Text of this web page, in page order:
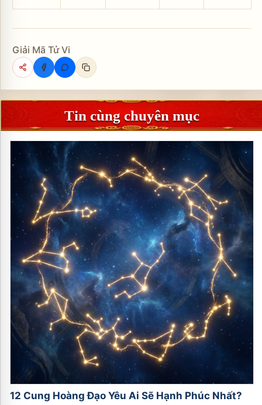
Giải Mã Tử Vi
Tin cùng chuyên mục
12 Cung Hoàng Đạo Yêu Ai Sẽ Hạnh Phúc Nhất?